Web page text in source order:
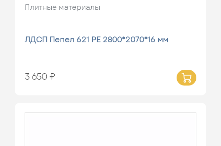
Плитные материалы
ЛДСП Пепел 621 РЕ 2800*2070*16 мм
3 650 ₽